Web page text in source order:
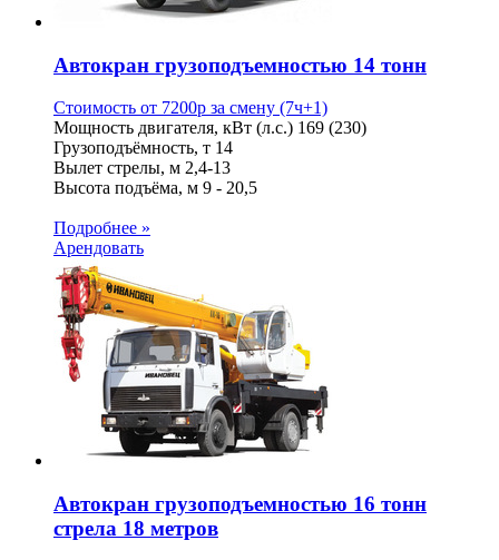
Автокран грузоподъемностью 14 тонн
Стоимость от 7200p за смену (7ч+1)
Мощность двигателя, кВт (л.с.) 169 (230)
Грузоподъёмность, т 14
Вылет стрелы, м 2,4-13
Высота подъёма, м 9 - 20,5
Подробнее »
Арендовать
Автокран грузоподъемностью 16 тонн
стрела 18 метров